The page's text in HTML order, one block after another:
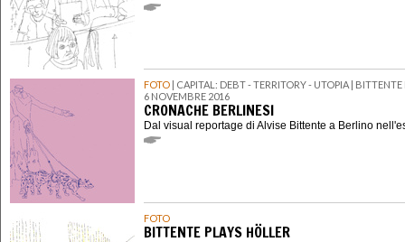
FOTO | CAPITAL: DEBT - TERRITORY - UTOPIA |
6 NOVEMBRE 2016
CRONACHE BERLINESI
Dal visual reportage di Alvise Bittente a Berlino
FOTO
BITTENTE PLAYS HÖLLER